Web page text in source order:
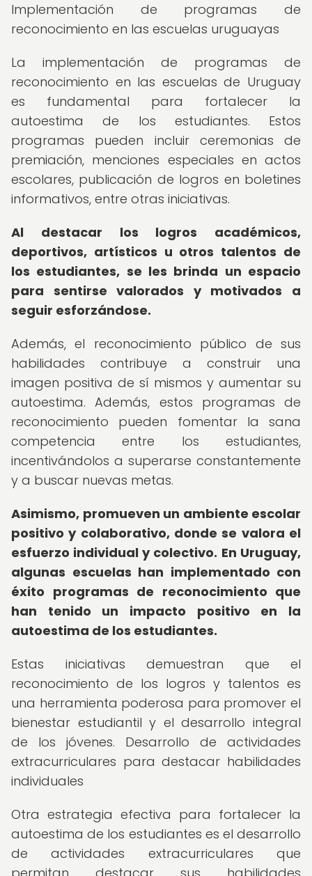
Implementación de programas de
reconocimiento en las escuelas uruguayas
La implementación de programas de
reconocimiento en las escuelas de Uruguay
es fundamental para fortalecer la
autoestima de los estudiantes. Estos
programas pueden incluir ceremonias de
premiación, menciones especiales en actos
escolares, publicación de logros en boletines
informativos, entre otras iniciativas.
Al destacar los logros académicos,
deportivos, artísticos u otros talentos de
los estudiantes, se les brinda un espacio
para sentirse valorados y motivados a
seguir esforzándose.
Además, el reconocimiento público de sus
habilidades contribuye a construir una
imagen positiva de sí mismos y aumentar su
autoestima. Además, estos programas de
reconocimiento pueden fomentar la sana
competencia entre los estudiantes,
incentivándolos a superarse constantemente
y a buscar nuevas metas.
Asimismo, promueven un ambiente escolar
positivo y colaborativo, donde se valora el
esfuerzo individual y colectivo. En Uruguay,
algunas escuelas han implementado con
éxito programas de reconocimiento que
han tenido un impacto positivo en la
autoestima de los estudiantes.
Estas iniciativas demuestran que el
reconocimiento de los logros y talentos es
una herramienta poderosa para promover el
bienestar estudiantil y el desarrollo integral
de los jóvenes. Desarrollo de actividades
extracurriculares para destacar habilidades
individuales
Otra estrategia efectiva para fortalecer la
autoestima de los estudiantes es el desarrollo
de actividades extracurriculares que